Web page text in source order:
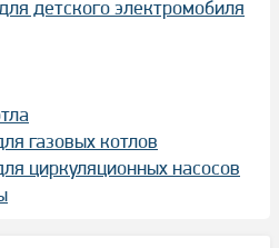
детского электромобиля
газовых котлов
циркуляционных насосов